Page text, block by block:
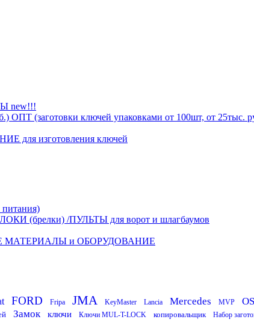
new!!!
ОПТ (заготовки ключей упаковками от 100шт, от 25тыс.
для изготовления ключей
(брелки) /ПУЛЬТЫ для ворот и шлагбаумов
МАТЕРИАЛЫ и ОБОРУДОВАНИЕ
FORD Fripa JMA KeyMaster Lancia Mercedes MVP
Замок ключи Ключи MUL-T-LOCK копировальщик Набор